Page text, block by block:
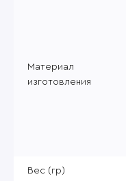
Материал
изготовления
Вес (гр)